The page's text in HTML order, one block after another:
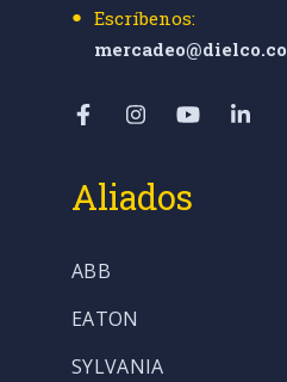
Escríbenos:
mercadeo@dielco.co
Aliados
ABB
EATON
SYLVANIA